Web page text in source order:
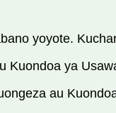
yoyote.
Kuondoa ya
au